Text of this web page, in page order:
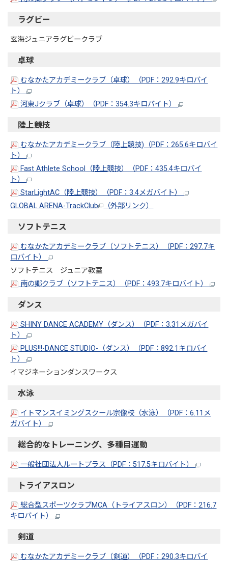
ラグビー
玄海ジュニアラグビークラブ
卓球
むなかたアカデミークラブ（卓球）（PDF：292.9キロバイ
ト）
河東Jクラブ（卓球）（PDF：354.3キロバイト）
陸上競技
むなかたアカデミークラブ（陸上競技)（PDF：265.6キロバイ
ト）
Fast Athlete School（陸上競技）（PDF：435.4キロバイ
ト）
StarLightAC（陸上競技）（PDF：3.4メガバイト）
GLOBAL ARENA-TrackClub
（外部リンク）
ソフトテニス
むなかたアカデミークラブ（ソフトテニス）（PDF：297.7キ
ロバイト）
ソフトテニス ジュニア教室
南の郷クラブ（ソフトテニス）（PDF：493.7キロバイト）
ダンス
SHINY DANCE ACADEMY（ダンス）（PDF：3.31メガバイ
ト）
PLUS!!!-DANCE STUDIO-（ダンス）（PDF：892.1キロバイ
ト）
イマジネーションダンスワークス
水泳
イトマンスイミングスクール宗像校（水泳）（PDF：6.11メ
ガバイト）
総合的なトレーニング、多種目運動
一般社団法人ルートプラス（PDF：517.5キロバイト）
トライアスロン
総合型スポーツクラブMCA（トライアスロン）（PDF：216.7
キロバイト）
剣道
むなかたアカデミークラブ（剣道）（PDF：290.3キロバイ